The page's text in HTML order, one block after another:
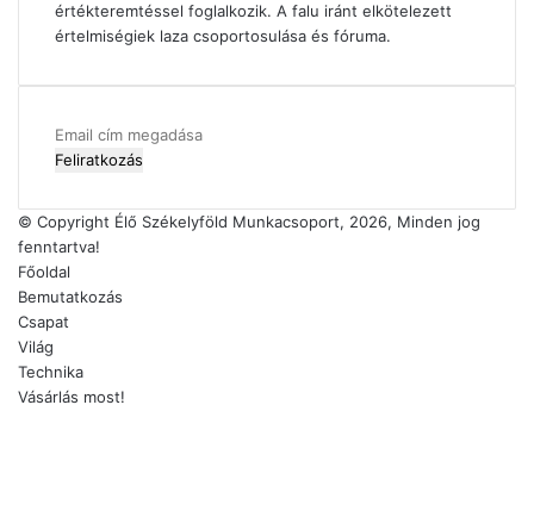
értékteremtéssel foglalkozik. A falu iránt elkötelezett
értelmiségiek laza csoportosulása és fóruma.
Email
cím
© Copyright Élő Székelyföld Munkacsoport, 2026, Minden jog
fenntartva!
Főoldal
Bemutatkozás
Csapat
Világ
Technika
Vásárlás most!